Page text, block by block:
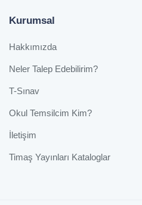
Kurumsal
Hakkımızda
Neler Talep Edebilirim?
T-Sınav
Okul Temsilcim Kim?
İletişim
Timaş Yayınları Kataloglar